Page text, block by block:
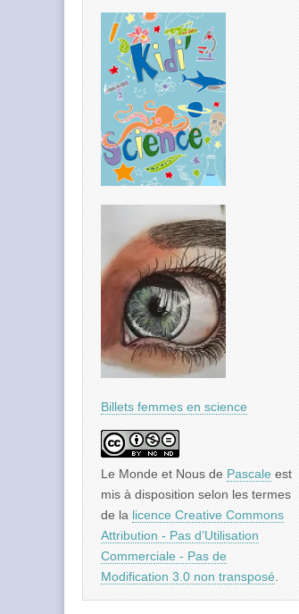
Billets femmes en science
Le Monde et Nous de Pascale est
mis à disposition selon les termes
de la licence Creative Commons
Attribution - Pas d’Utilisation
Commerciale - Pas de
Modification 3.0 non transposé.